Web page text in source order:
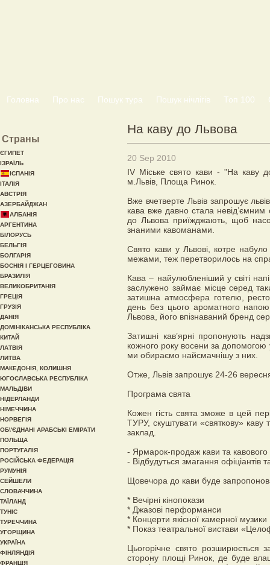
Головна Про нас Пошук тура Пошук нічлігів Топ 100
На каву до Львова
20 Sep 2010
IV Міське свято кави - "На каву
м.Львів, Площа Ринок.
Вже вчетверте Львів запрошує
кава вже давно стала
до Львова приїжджають, щоб
знаними кавоманами.
Свято кави у Львові, котре набуло
межами, теж перетворилось на
Кава – найулюбленіший у світі
заслужено займає місце серед
затишна атмосфера готелю,
день без цього ароматного
Львова, його впізнаваний бренд
Затишні кав’ярні пропонують
кожного року восени за допомогою
ми обираємо найсмачнішу з них.
Отже, Львів запрошує 24-26
Програма свята
Кожен гість свята зможе в цей
ТУРУ, скуштувати «святкову» каву
заклад.
- Ярмарок-продаж кави та кавового
- Відбудуться змагання офіціантів
Щовечора до кави буде
* Вечірні кінопокази
* Джазові перформанси
* Концерти якісної камерної музики
* Показ театральної вистави
Цьогорічне свято розширюється
сторону площі Ринок, де буде
Страны
ЄГИПЕТ
ІЗРАЇЛЬ
ІСПАНІЯ
ІТАЛІЯ
АВСТРІЯ
АЗЕРБАЙДЖАН
АЛБАНІЯ
АРГЕНТИНА
БІЛОРУСЬ
БЕЛЬГІЯ
БОЛГАРІЯ
БОСНІЯ І ГЕРЦЕГОВИНА
БРАЗИЛІЯ
ВЕЛИКОБРИТАНІЯ
ГРЕЦІЯ
ГРУЗІЯ
ДАНІЯ
ДОМІНІКАНСЬКА РЕСПУБЛІКА
КИТАЙ
ЛАТВІЯ
ЛИТВА
МАКЕДОНІЯ, КОЛИШНЯ
ЮГОСЛАВСЬКА РЕСПУБЛІКА
МАЛЬДІВИ
НІДЕРЛАНДИ
НІМЕЧЧИНА
НОРВЕГІЯ
ОБ\'ЄДНАНІ АРАБСЬКІ ЕМІРАТИ
ПОЛЬЩА
ПОРТУГАЛІЯ
РОСІЙСЬКА ФЕДЕРАЦІЯ
РУМУНІЯ
СЕЙШЕЛИ
СЛОВАЧЧИНА
ТАЇЛАНД
ТУНІС
ТУРЕЧЧИНА
УГОРЩИНА
УКРАЇНА
ФІНЛЯНДІЯ
ФРАНЦІЯ